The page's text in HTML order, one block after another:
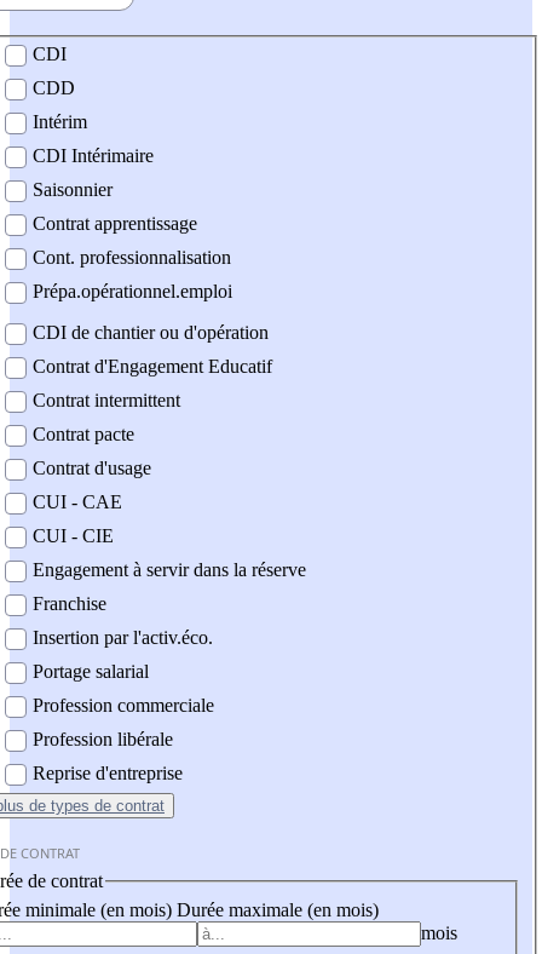
contrat
CDI
CDD
Intérim
CDI Intérimaire
Saisonnier
Contrat apprentissage
Cont. professionnalisation
Prépa.opérationnel.emploi
CDI de chantier ou d'opération
Contrat d'Engagement Educatif
Contrat intermittent
Contrat pacte
Contrat d'usage
CUI - CAE
CUI - CIE
Engagement à servir dans la réserve
Franchise
Insertion par l'activ.éco.
Portage salarial
Profession commerciale
Profession libérale
Reprise d'entreprise
de types de contrat
CONTRAT
de contrat
minimale (en mois) Durée maximale (en mois)
mois